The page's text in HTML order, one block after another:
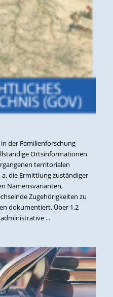
der Familienforschung
Ortsinformationen
territorialen
die Ermittlung zuständiger
Namensvarianten,
Zugehörigkeiten zu
dokumentiert. Über 1,2
...